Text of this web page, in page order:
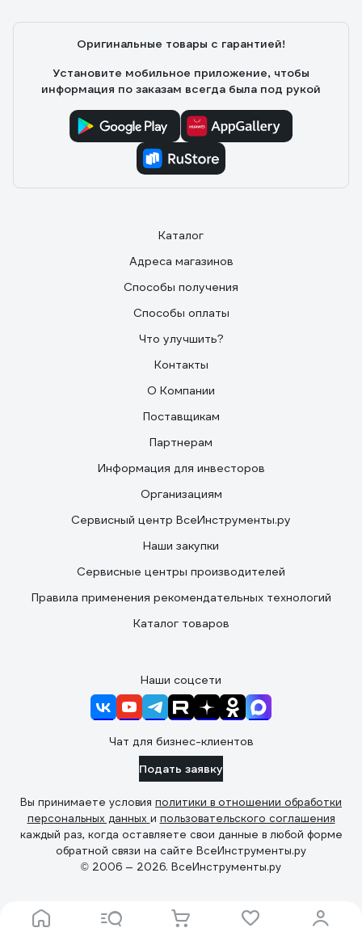
Оригинальные товары с гарантией!
Установите мобильное приложение, чтобы
информация по заказам всегда была под рукой
Каталог
Адреса магазинов
Способы получения
Способы оплаты
Что улучшить?
Контакты
О Компании
Поставщикам
Партнерам
Информация для инвесторов
Организациям
Сервисный центр ВсеИнструменты.ру
Наши закупки
Сервисные центры производителей
Правила применения рекомендательных технологий
Каталог товаров
Наши соцсети
Чат для бизнес-клиентов
Подать заявку
Вы принимаете условия политики в отношении обработки
персональных данных и пользовательского соглашения
каждый раз, когда оставляете свои данные в любой форме
обратной связи на сайте ВсеИнструменты.ру
© 2006 — 2026. ВсеИнструменты.ру